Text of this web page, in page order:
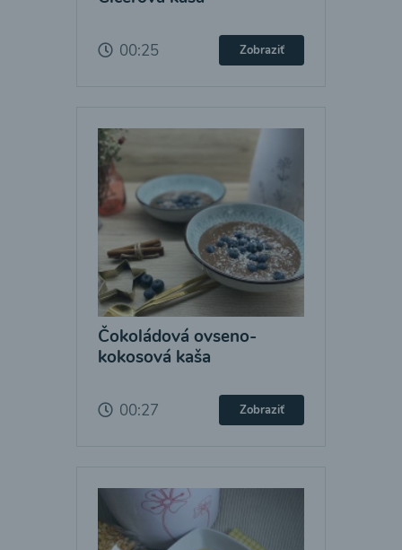
00:25 Zobraziť
Čokoládová ovseno-
kokosová kaša
00:27 Zobraziť